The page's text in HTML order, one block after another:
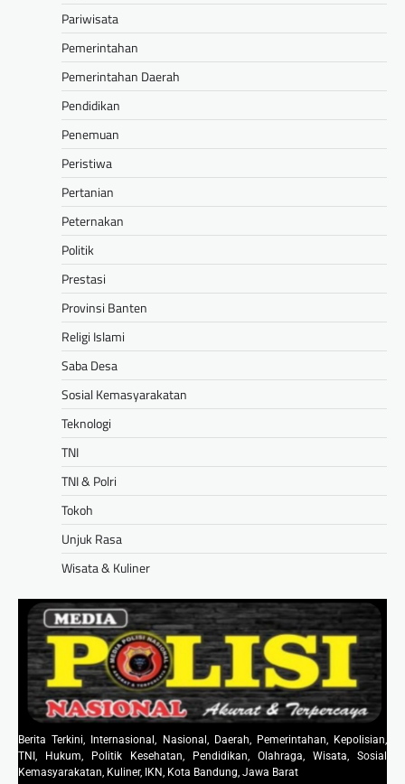
Pariwisata
Pemerintahan
Pemerintahan Daerah
Pendidikan
Penemuan
Peristiwa
Pertanian
Peternakan
Politik
Prestasi
Provinsi Banten
Religi Islami
Saba Desa
Sosial Kemasyarakatan
Teknologi
TNI
TNI & Polri
Tokoh
Unjuk Rasa
Wisata & Kuliner
Berita Terkini, Internasional, Nasional, Daerah, Pemerintahan, Kepolisian,
TNI, Hukum, Politik Kesehatan, Pendidikan, Olahraga, Wisata, Sosial
Kemasyarakatan, Kuliner, IKN, Kota Bandung, Jawa Barat